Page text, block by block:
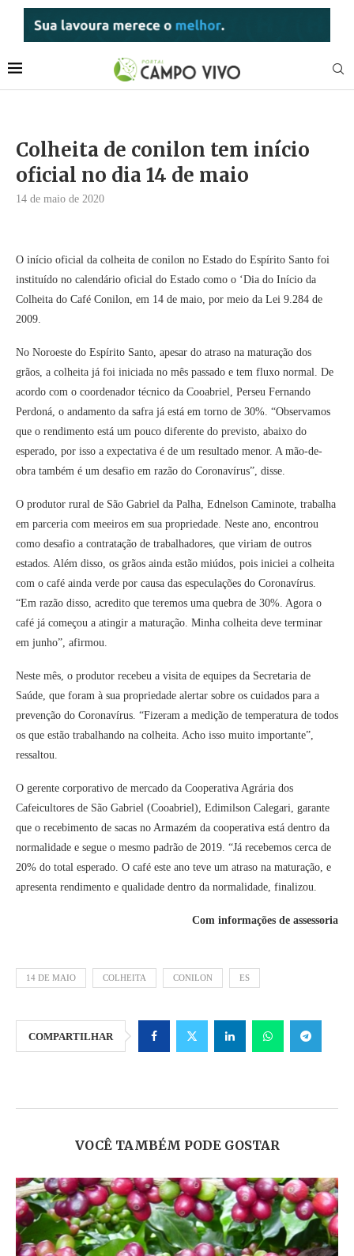
Colheita de conilon tem início
oficial no dia 14 de maio
14 de maio de 2020
O início oficial da colheita de conilon no Estado do Espírito Santo foi
instituído no calendário oficial do Estado como o ‘Dia do Início da
Colheita do Café Conilon, em 14 de maio, por meio da Lei 9.284 de
2009.
No Noroeste do Espírito Santo, apesar do atraso na maturação dos
grãos, a colheita já foi iniciada no mês passado e tem fluxo normal. De
acordo com o coordenador técnico da Cooabriel, Perseu Fernando
Perdoná, o andamento da safra já está em torno de 30%. “Observamos
que o rendimento está um pouco diferente do previsto, abaixo do
esperado, por isso a expectativa é de um resultado menor. A mão-de-
obra também é um desafio em razão do Coronavírus”, disse.
O produtor rural de São Gabriel da Palha, Ednelson Caminote, trabalha
em parceria com meeiros em sua propriedade. Neste ano, encontrou
como desafio a contratação de trabalhadores, que viriam de outros
estados. Além disso, os grãos ainda estão miúdos, pois iniciei a colheita
com o café ainda verde por causa das especulações do Coronavírus.
“Em razão disso, acredito que teremos uma quebra de 30%. Agora o
café já começou a atingir a maturação. Minha colheita deve terminar
em junho”, afirmou.
Neste mês, o produtor recebeu a visita de equipes da Secretaria de
Saúde, que foram à sua propriedade alertar sobre os cuidados para a
prevenção do Coronavírus. “Fizeram a medição de temperatura de todos
os que estão trabalhando na colheita. Acho isso muito importante”,
ressaltou.
O gerente corporativo de mercado da Cooperativa Agrária dos
Cafeicultores de São Gabriel (Cooabriel), Edimilson Calegari, garante
que o recebimento de sacas no Armazém da cooperativa está dentro da
normalidade e segue o mesmo padrão de 2019. “Já recebemos cerca de
20% do total esperado. O café este ano teve um atraso na maturação, e
apresenta rendimento e qualidade dentro da normalidade, finalizou.
Com informações de assessoria
14 DE MAIO COLHEITA CONILON ES
COMPARTILHAR
VOCÊ TAMBÉM PODE GOSTAR